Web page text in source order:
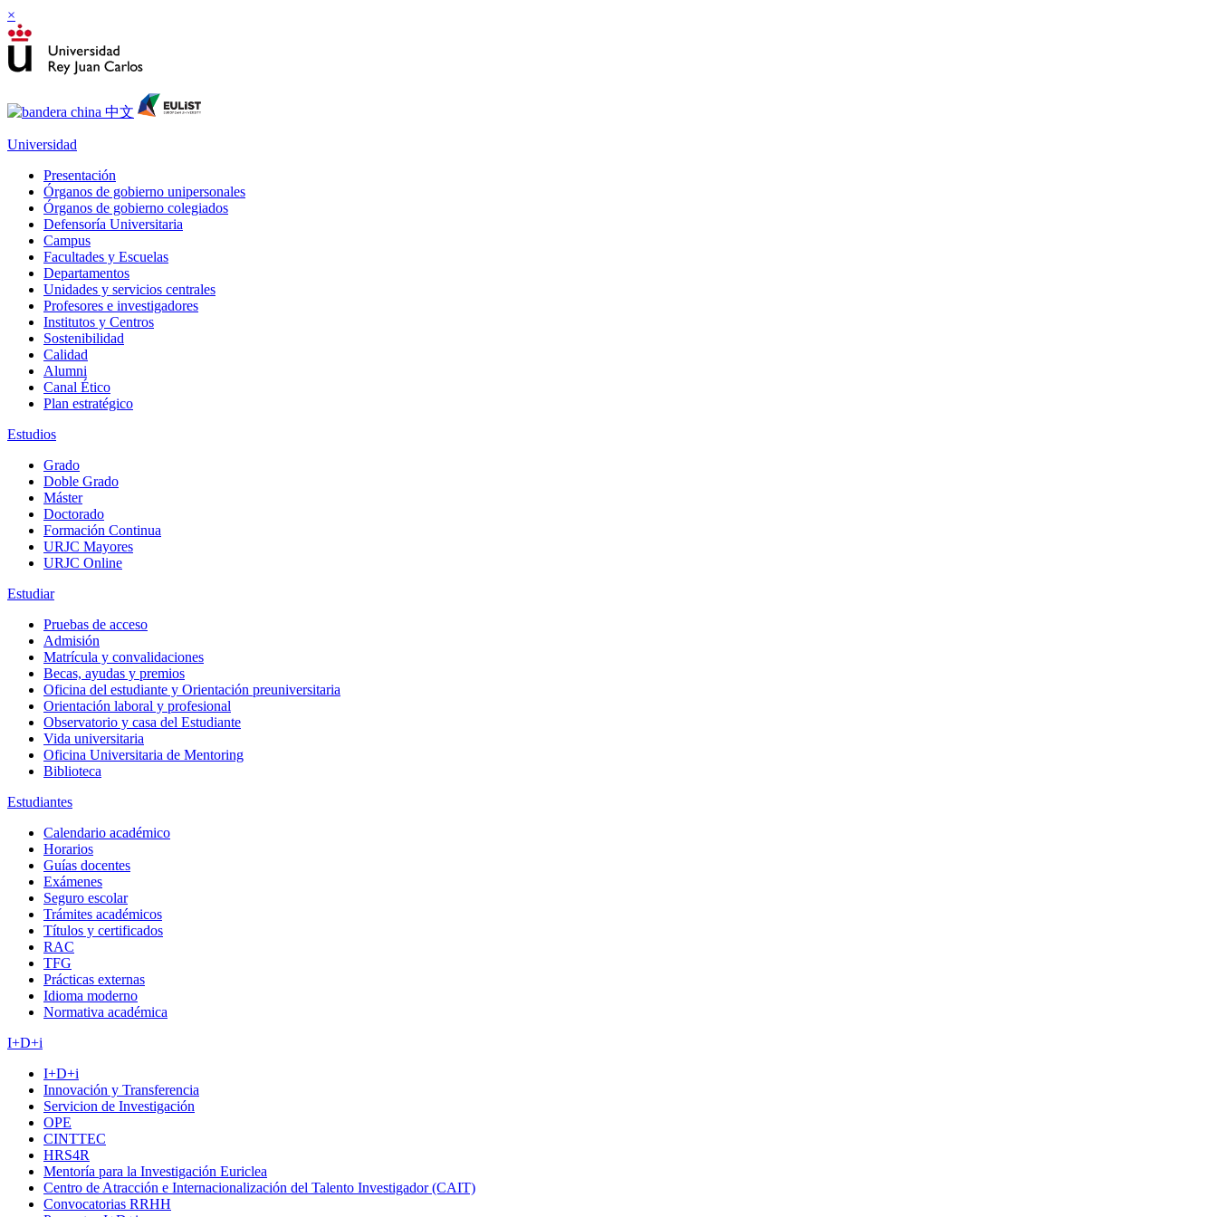
×
Universidad
Presentación
Órganos de gobierno unipersonales
Órganos de gobierno colegiados
Defensoría Universitaria
Campus
Facultades y Escuelas
Departamentos
Unidades y servicios centrales
Profesores e investigadores
Institutos y Centros
Sostenibilidad
Calidad
Alumni
Canal Ético
Plan estratégico
Estudios
Grado
Doble Grado
Máster
Doctorado
Formación Continua
URJC Mayores
URJC Online
Estudiar
Pruebas de acceso
Admisión
Matrícula y convalidaciones
Becas, ayudas y premios
Oficina del estudiante y Orientación preuniversitaria
Orientación laboral y profesional
Observatorio y casa del Estudiante
Vida universitaria
Oficina Universitaria de Mentoring
Biblioteca
Estudiantes
Calendario académico
Horarios
Guías docentes
Exámenes
Seguro escolar
Trámites académicos
Títulos y certificados
RAC
TFG
Prácticas externas
Idioma moderno
Normativa académica
I+D+i
I+D+i
Innovación y Transferencia
Servicion de Investigación
OPE
CINTTEC
HRS4R
Mentoría para la Investigación Euriclea
Centro de Atracción e Internacionalización del Talento Investigador (CAIT)
Convocatorias RRHH